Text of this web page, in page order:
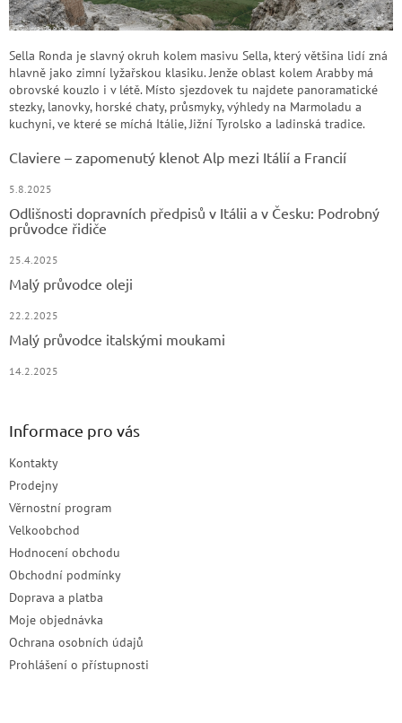
Sella Ronda je slavný okruh kolem masivu Sella, který většina lidí zná
hlavně jako zimní lyžařskou klasiku. Jenže oblast kolem Arabby má
obrovské kouzlo i v létě. Místo sjezdovek tu najdete panoramatické
stezky, lanovky, horské chaty, průsmyky, výhledy na Marmoladu a
kuchyni, ve které se míchá Itálie, Jižní Tyrolsko a ladinská tradice.
Claviere – zapomenutý klenot Alp mezi Itálií a Francií
5.8.2025
Odlišnosti dopravních předpisů v Itálii a v Česku: Podrobný
průvodce řidiče
25.4.2025
Malý průvodce oleji
22.2.2025
Malý průvodce italskými moukami
14.2.2025
Informace pro vás
Kontakty
Prodejny
Věrnostní program
Velkoobchod
Hodnocení obchodu
Obchodní podmínky
Doprava a platba
Moje objednávka
Ochrana osobních údajů
Prohlášení o přístupnosti